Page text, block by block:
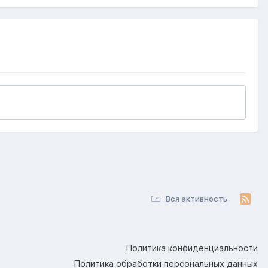
Вся активность
Политика конфиденциальности
Политика обработки персональных данных